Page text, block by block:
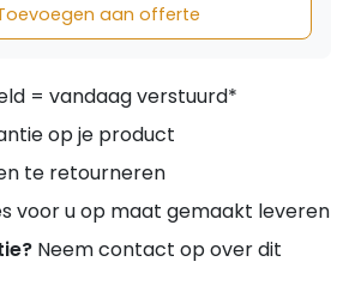
aan offerte
= vandaag verstuurd*
op je product
te retourneren
voor u op maat gemaakt leveren
Neem contact op over dit